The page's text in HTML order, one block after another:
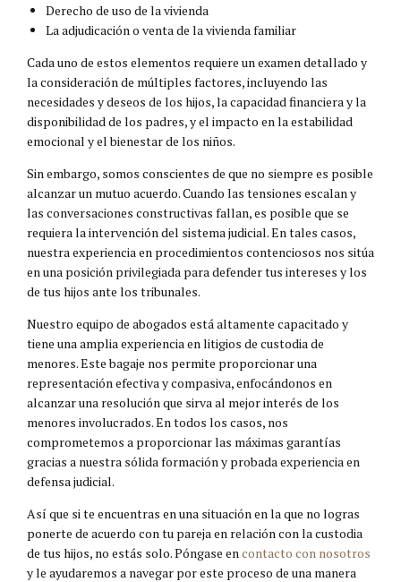
Derecho de uso de la vivienda
La adjudicación o venta de la vivienda familiar
Cada uno de estos elementos requiere un examen detallado y
la consideración de múltiples factores, incluyendo las
necesidades y deseos de los hijos, la capacidad financiera y la
disponibilidad de los padres, y el impacto en la estabilidad
emocional y el bienestar de los niños.
Sin embargo, somos conscientes de que no siempre es posible
alcanzar un mutuo acuerdo. Cuando las tensiones escalan y
las conversaciones constructivas fallan, es posible que se
requiera la intervención del sistema judicial. En tales casos,
nuestra experiencia en procedimientos contenciosos nos sitúa
en una posición privilegiada para defender tus intereses y los
de tus hijos ante los tribunales.
Nuestro equipo de abogados está altamente capacitado y
tiene una amplia experiencia en litigios de custodia de
menores. Este bagaje nos permite proporcionar una
representación efectiva y compasiva, enfocándonos en
alcanzar una resolución que sirva al mejor interés de los
menores involucrados. En todos los casos, nos
comprometemos a proporcionar las máximas garantías
gracias a nuestra sólida formación y probada experiencia en
defensa judicial.
Así que si te encuentras en una situación en la que no logras
ponerte de acuerdo con tu pareja en relación con la custodia
de tus hijos, no estás solo. Póngase en contacto con nosotros
y le ayudaremos a navegar por este proceso de una manera